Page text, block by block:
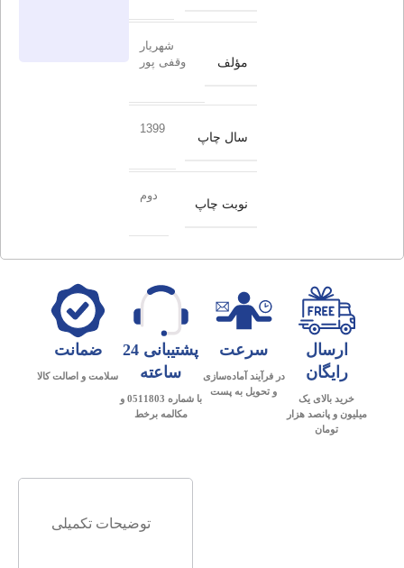
مؤلف
شهریار
وقفی پور
سال چاپ
1399
نوبت چاپ
دوم
ارسال
رایگان
خرید بالای یک
میلیون و پانصد هزار
تومان
سرعت
در فرآیند آماده‌سازی
و تحویل به پست
پشتیبانی 24
ساعته
با شماره 0511803 و
مکالمه برخط
ضمانت
سلامت و اصالت کالا
توضیحات تکمیلی